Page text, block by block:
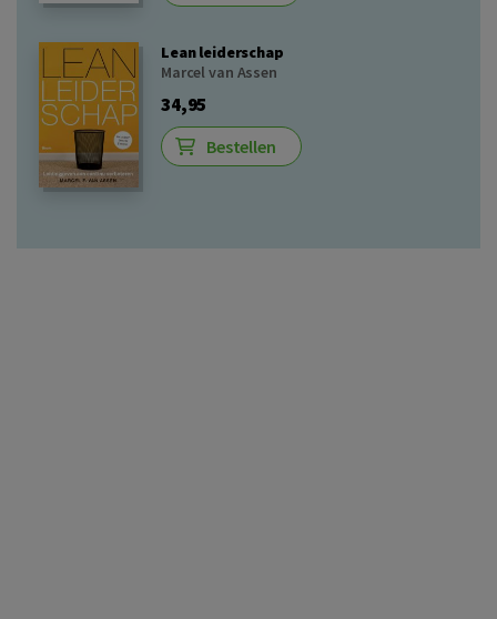
Lean leiderschap
Marcel van Assen
34,95
Bestellen